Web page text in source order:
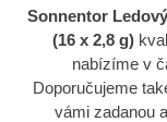
Sonnentor
(16 x 2,8 g)
nabízíme v
Doporučujeme
vámi zadanou